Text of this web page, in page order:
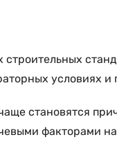
условиях
становятся
факторами